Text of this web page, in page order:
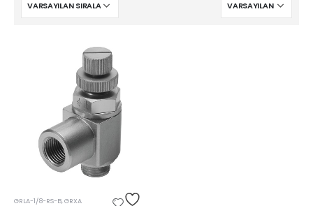
GRLA-1/8-RS-B,GRXA